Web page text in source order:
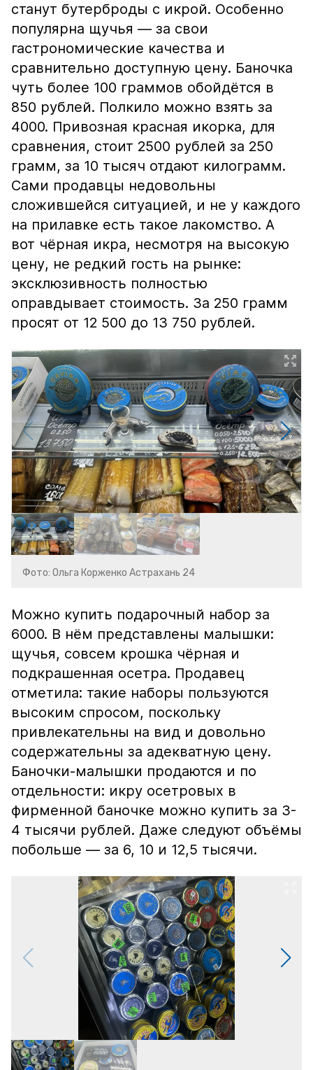
станут бутерброды с икрой. Особенно
популярна щучья — за свои
гастрономические качества и
сравнительно доступную цену. Баночка
чуть более 100 граммов обойдётся в
850 рублей. Полкило можно взять за
4000. Привозная красная икорка, для
сравнения, стоит 2500 рублей за 250
грамм, за 10 тысяч отдают килограмм.
Сами продавцы недовольны
сложившейся ситуацией, и не у каждого
на прилавке есть такое лакомство. А
вот чёрная икра, несмотря на высокую
цену, не редкий гость на рынке:
эксклюзивность полностью
оправдывает стоимость. За 250 грамм
просят от 12 500 до 13 750 рублей.
Фото: Ольга Корженко Астрахань 24
Можно купить подарочный набор за
6000. В нём представлены малышки:
щучья, совсем крошка чёрная и
подкрашенная осетра. Продавец
отметила: такие наборы пользуются
высоким спросом, поскольку
привлекательны на вид и довольно
содержательны за адекватную цену.
Баночки-малышки продаются и по
отдельности: икру осетровых в
фирменной баночке можно купить за 3-
4 тысячи рублей. Даже следуют объёмы
побольше — за 6, 10 и 12,5 тысячи.